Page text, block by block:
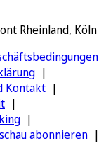
Rheinland, Köln
Kontakt
abonnieren